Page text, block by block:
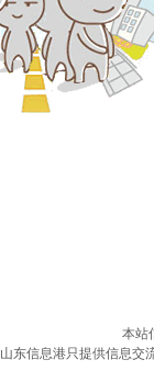
本站
山东信息港只提供信息交